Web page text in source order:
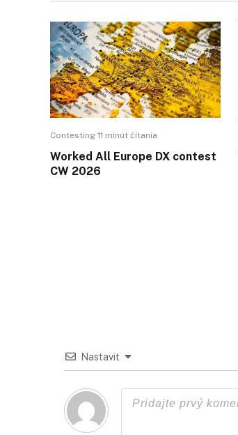
Contesting 11 minút čítania
Worked All Europe DX contest
CW 2026
Nastavit